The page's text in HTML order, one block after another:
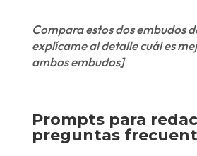
Compara estos dos embudos
explícame al detalle cuál es
ambos embudos]
Prompts para
preguntas